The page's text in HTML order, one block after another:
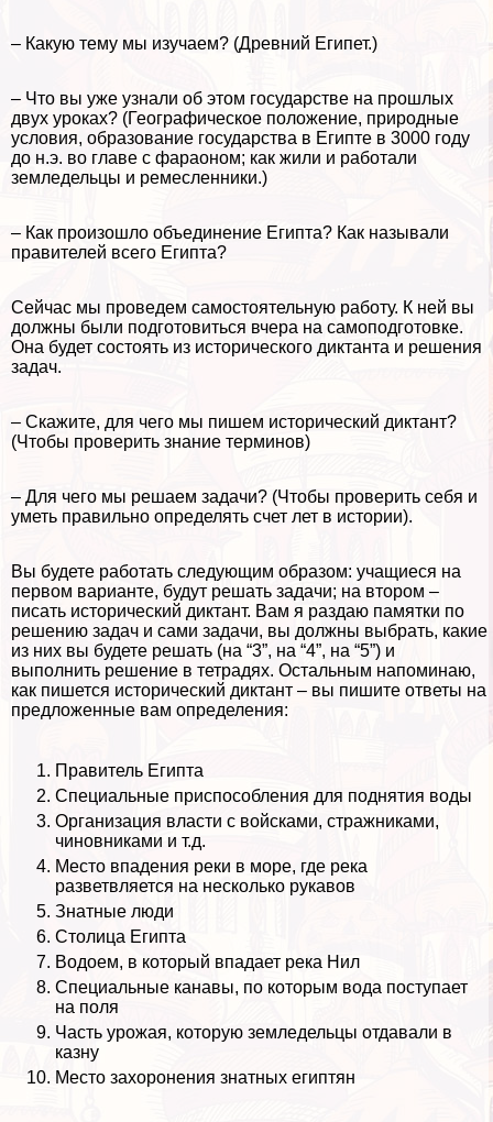
– Какую тему мы изучаем? (Древний Египет.)
– Что вы уже узнали об этом государстве на прошлых
двух уроках? (Географическое положение, природные
условия, образование государства в Египте в 3000 году
до н.э. во главе с фараоном; как жили и работали
земледельцы и ремесленники.)
– Как произошло объединение Египта? Как называли
правителей всего Египта?
Сейчас мы проведем самостоятельную работу. К ней вы
должны были подготовиться вчера на самоподготовке.
Она будет состоять из исторического диктанта и решения
задач.
– Скажите, для чего мы пишем исторический диктант?
(Чтобы проверить знание терминов)
– Для чего мы решаем задачи? (Чтобы проверить себя и
уметь правильно определять счет лет в истории).
Вы будете работать следующим образом: учащиеся на
первом варианте, будут решать задачи; на втором –
писать исторический диктант. Вам я раздаю памятки по
решению задач и сами задачи, вы должны выбрать, какие
из них вы будете решать (на “3”, на “4”, на “5”) и
выполнить решение в тетрадях. Остальным напоминаю,
как пишется исторический диктант – вы пишите ответы на
предложенные вам определения:
Правитель Египта
Специальные приспособления для поднятия воды
Организация власти с войсками, стражниками,
чиновниками и т.д.
Место впадения реки в море, где река
разветвляется на несколько рукавов
Знатные люди
Столица Египта
Водоем, в который впадает река Нил
Специальные канавы, по которым вода поступает
на поля
Часть урожая, которую земледельцы отдавали в
казну
Место захоронения знатных египтян